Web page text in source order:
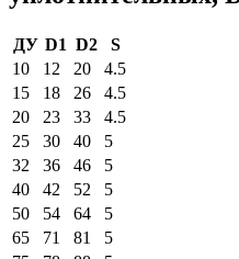
ДУ D1 D2
S
10
12 20
4.5
15
18 26
4.5
20
23 33
4.5
25
30 40
5
32
36 46
5
40
42 52
5
50
54 64
5
65
71 81
5